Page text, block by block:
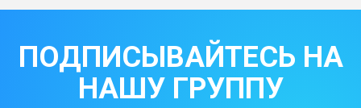
ПОДПИСЫВАЙТЕСЬ НА
НАШУ ГРУППУ